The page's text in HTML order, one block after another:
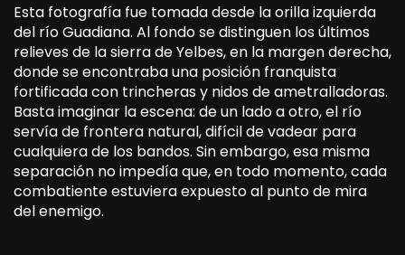
Esta fotografía fue tomada desde la orilla izquierda
del río Guadiana. Al fondo se distinguen los últimos
relieves de la sierra de Yelbes, en la margen derecha,
donde se encontraba una posición franquista
fortificada con trincheras y nidos de ametralladoras.
Basta imaginar la escena: de un lado a otro, el río
servía de frontera natural, difícil de vadear para
cualquiera de los bandos. Sin embargo, esa misma
separación no impedía que, en todo momento, cada
combatiente estuviera expuesto al punto de mira
del enemigo.